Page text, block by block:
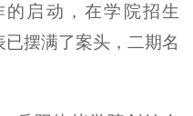
启动，在学院招生
摆满了案头，二期名